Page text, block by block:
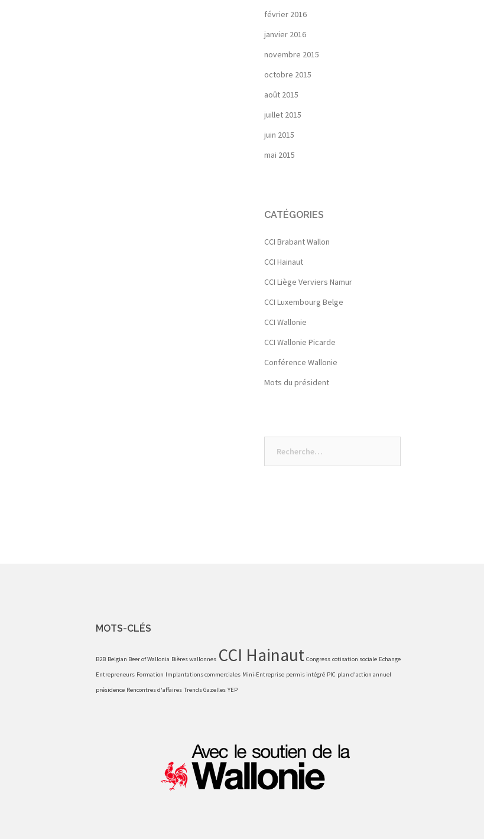
février 2016
janvier 2016
novembre 2015
octobre 2015
août 2015
juillet 2015
juin 2015
mai 2015
CATÉGORIES
CCI Brabant Wallon
CCI Hainaut
CCI Liège Verviers Namur
CCI Luxembourg Belge
CCI Wallonie
CCI Wallonie Picarde
Conférence Wallonie
Mots du président
MOTS-CLÉS
B2B Belgian Beer of Wallonia Bières wallonnes CCI Hainaut Congress cotisation sociale Echange
Entrepreneurs Formation Implantations commerciales Mini-Entreprise permis intégré PIC plan d'action annuel
présidence Rencontres d'affaires Trends Gazelles YEP